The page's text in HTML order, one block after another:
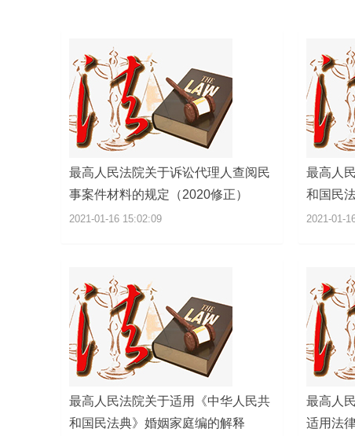
最高人民法院关于诉讼代理人查阅民
事案件材料的规定（2020修正）
2021-01-16 15:02:09
最高人
和国民
2021-01-
最高人民法院关于适用《中华人民共
和国民法典》婚姻家庭编的解释
最高人
适用法